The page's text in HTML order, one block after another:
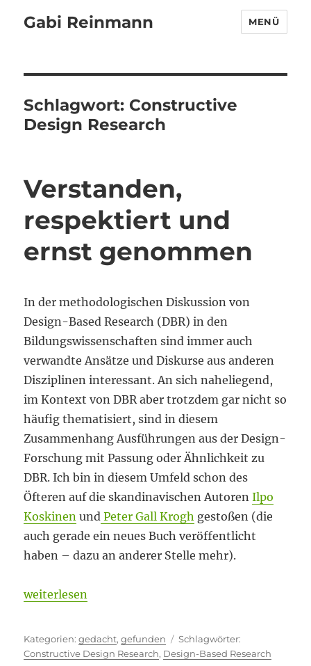
Gabi Reinmann MENÜ
Schlagwort: Constructive
Design Research
Verstanden,
respektiert und
ernst genommen
In der methodologischen Diskussion von
Design-Based Research (DBR) in den
Bildungswissenschaften sind immer auch
verwandte Ansätze und Diskurse aus anderen
Disziplinen interessant. An sich naheliegend,
im Kontext von DBR aber trotzdem gar nicht so
häufig thematisiert, sind in diesem
Zusammenhang Ausführungen aus der Design-
Forschung mit Passung oder Ähnlichkeit zu
DBR. Ich bin in diesem Umfeld schon des
Öfteren auf die skandinavischen AutorenIlpo
Koskinen und Peter Gall Krogh gestoßen (die
auch gerade ein neues Buch veröffentlicht
haben – dazu an anderer Stelle mehr).
„Verstanden, respektiert und ernst genommen“
weiterlesen
Kategorien
gedacht,gefunden
Constructive Design Research, Design-Based Research